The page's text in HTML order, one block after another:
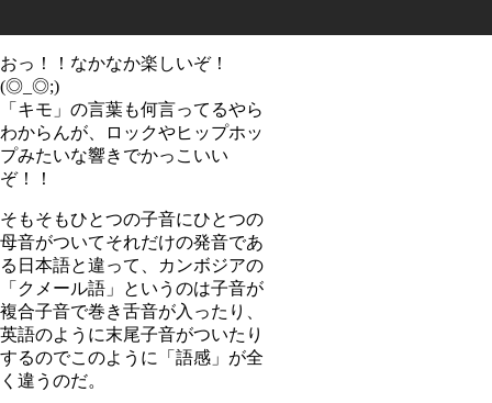
おっ！！なかなか楽しいぞ！
(◎_◎;)
「キモ」の言葉も何言ってるやら
わからんが、ロックやヒップホッ
プみたいな響きでかっこいい
ぞ！！
そもそもひとつの子音にひとつの
母音がついてそれだけの発音であ
る日本語と違って、カンボジアの
「クメール語」というのは子音が
複合子音で巻き舌音が入ったり、
英語のように末尾子音がついたり
するのでこのように「語感」が全
く違うのだ。